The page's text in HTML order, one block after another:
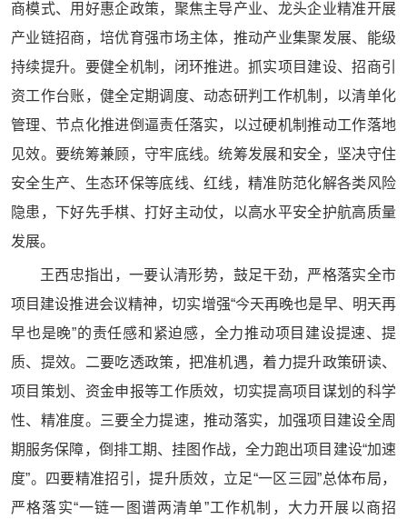
商模式、用好惠企政策，聚焦主导产业、龙头企业精准开展
产业链招商，培优育强市场主体，推动产业集聚发展、能级
持续提升。要健全机制，闭环推进。抓实项目建设、招商引
资工作台账，健全定期调度、动态研判工作机制，以清单化
管理、节点化推进倒逼责任落实，以过硬机制推动工作落地
见效。要统筹兼顾，守牢底线。统筹发展和安全，坚决守住
安全生产、生态环保等底线、红线，精准防范化解各类风险
隐患，下好先手棋、打好主动仗，以高水平安全护航高质量
发展。
王西忠指出，一要认清形势，鼓足干劲，严格落实全市
项目建设推进会议精神，切实增强“今天再晚也是早、明天再
早也是晚”的责任感和紧迫感，全力推动项目建设提速、提
质、提效。二要吃透政策，把准机遇，着力提升政策研读、
项目策划、资金申报等工作质效，切实提高项目谋划的科学
性、精准度。三要全力提速，推动落实，加强项目建设全周
期服务保障，倒排工期、挂图作战，全力跑出项目建设“加速
度”。四要精准招引，提升质效，立足“一区三园”总体布局，
严格落实“一链一图谱两清单”工作机制，大力开展以商招